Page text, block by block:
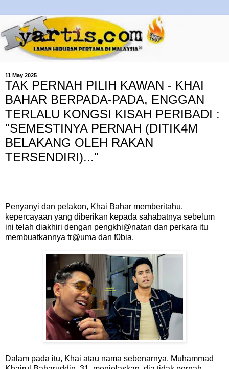
11 May 2025
TAK PERNAH PILIH KAWAN - KHAI
BAHAR BERPADA-PADA, ENGGAN
TERLALU KONGSI KISAH PERIBADI :
"SEMESTINYA PERNAH (DITIK4M
BELAKANG OLEH RAKAN
TERSENDIRI)..."
Penyanyi dan pelakon, Khai Bahar memberitahu,
kepercayaan yang diberikan kepada sahabatnya sebelum
ini telah diakhiri dengan pengkhi@natan dan perkara itu
membuatkannya tr@uma dan f0bia.
Dalam pada itu, Khai atau nama sebenarnya, Muhammad